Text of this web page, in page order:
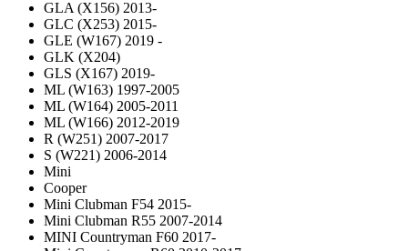
GLA (X156) 2013-
GLC (X253) 2015-
GLE (W167) 2019 -
GLK (X204)
GLS (X167) 2019-
ML (W163) 1997-2005
ML (W164) 2005-2011
ML (W166) 2012-2019
R (W251) 2007-2017
S (W221) 2006-2014
Mini
Cooper
Mini Clubman F54 2015-
Mini Clubman R55 2007-2014
MINI Countryman F60 2017-